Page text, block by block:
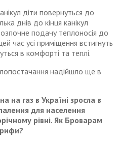
діти повернуться до
днів до кінця канікул
подачу теплоносія до
час усі приміщення встигнуть
в комфорті та теплі.
надійшло ще в
на газ в Україні зросла в
для населення
рівні. Як Броварам